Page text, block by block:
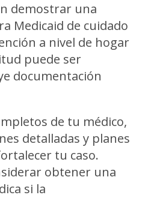
demostrar una
Medicaid de cuidado
a nivel de hogar
puede ser
documentación
de tu médico,
detalladas y planes
tu caso.
obtener una
si la